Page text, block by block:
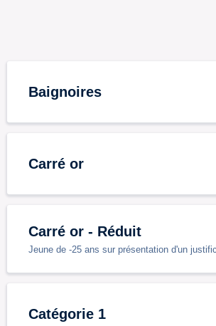
Baignoires
Carré or
Carré or - Réduit
Jeune de -25 ans sur présentation d'un
Catégorie 1